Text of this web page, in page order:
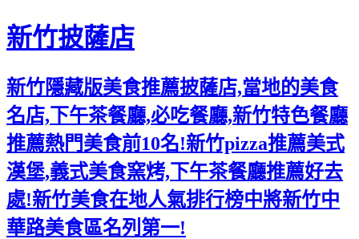
新竹披薩店
新竹隱藏版美食推薦披薩店,當地的美食
名店,下午茶餐廳,必吃餐廳,新竹特色餐廳
推薦熱門美食前10名!新竹pizza推薦美式
漢堡,義式美食窯烤,下午茶餐廳推薦好去
處!新竹美食在地人氣排行榜中將新竹中
華路美食區名列第一!